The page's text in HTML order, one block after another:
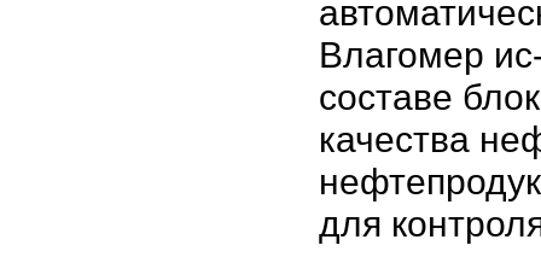
Влагомер
составе
качества
для